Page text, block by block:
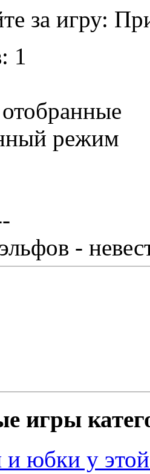
за игру:
1
режим
-
игры